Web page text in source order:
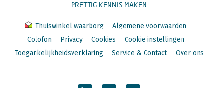
PRETTIG KENNIS MAKEN
Thuiswinkel waarborg
Algemene voorwaarden
Colofon
Privacy Cookies
Cookie instellingen
Toegankelijkheidsverklaring
Service & Contact Over ons